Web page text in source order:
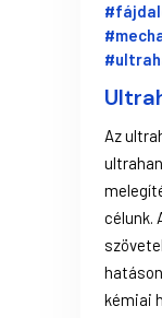
Az
célunk.
kémiai